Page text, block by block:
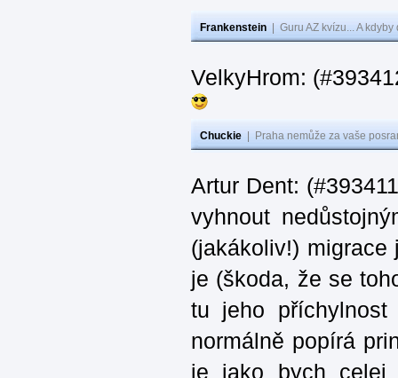
Frankenstein Guru AZ kvízu... A
VelkyHrom:
Chuckie Praha nemůže za vaše
Artur Dent:
vyhnout
(jakákoliv!)
je (škoda, že se
tu jeho
normálně popírá
je jako bych celej